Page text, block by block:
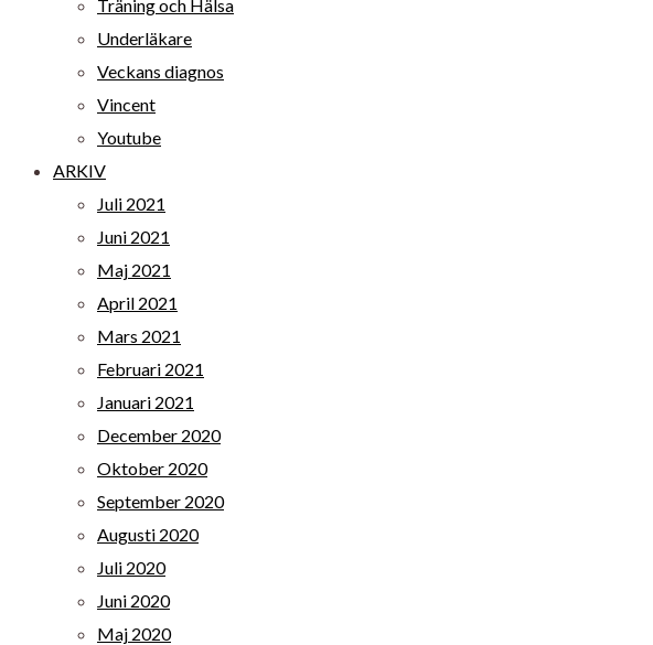
Träning och Hälsa
Underläkare
Veckans diagnos
Vincent
Youtube
ARKIV
Juli 2021
Juni 2021
Maj 2021
April 2021
Mars 2021
Februari 2021
Januari 2021
December 2020
Oktober 2020
September 2020
Augusti 2020
Juli 2020
Juni 2020
Maj 2020